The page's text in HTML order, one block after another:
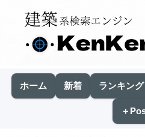
ホーム 新着 ランキング
＋